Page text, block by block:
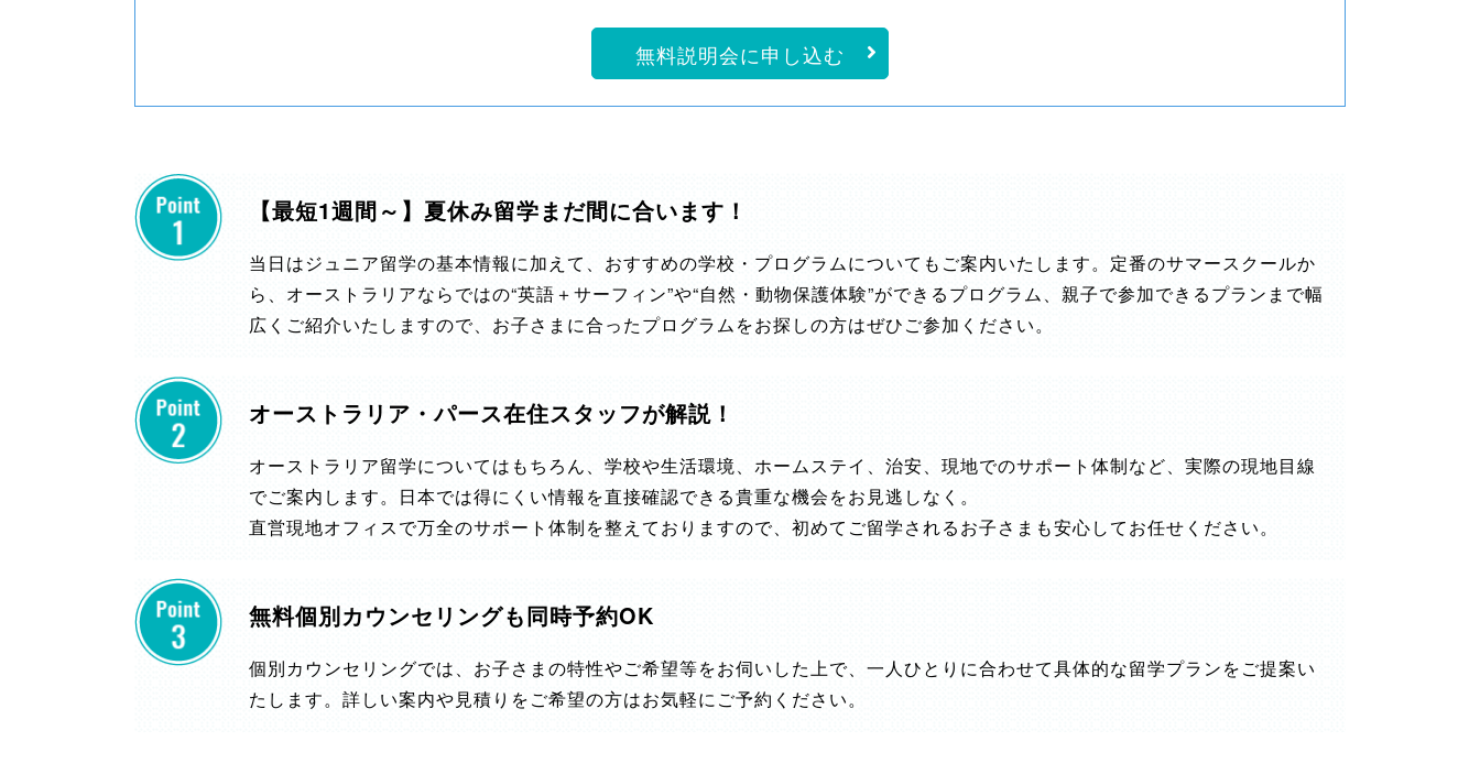
無料説明会に申し込む
【最短1週間～】夏休み留学まだ間に合います！
当日はジュニア留学の基本情報に加えて、おすすめの学校・プログラムについてもご案内いたします。定番のサマースクールか
ら、オーストラリアならではの“英語＋サーフィン”や“自然・動物保護体験”ができるプログラム、親子で参加できるプランまで幅
広くご紹介いたしますので、お子さまに合ったプログラムをお探しの方はぜひご参加ください。
オーストラリア・パース在住スタッフが解説！
オーストラリア留学についてはもちろん、学校や生活環境、ホームステイ、治安、現地でのサポート体制など、実際の現地目線
でご案内します。日本では得にくい情報を直接確認できる貴重な機会をお見逃しなく。
直営現地オフィスで万全のサポート体制を整えておりますので、初めてご留学されるお子さまも安心してお任せください。
無料個別カウンセリングも同時予約OK
個別カウンセリングでは、お子さまの特性やご希望等をお伺いした上で、一人ひとりに合わせて具体的な留学プランをご提案い
たします。詳しい案内や見積りをご希望の方はお気軽にご予約ください。